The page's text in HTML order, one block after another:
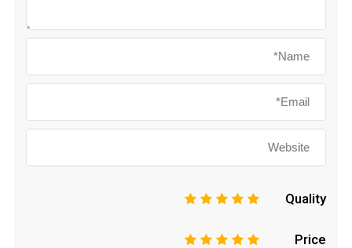
Quality
5
4
3
2
Price
5
4
3
2